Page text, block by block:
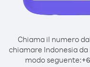
Chiama il numero
chiamare Indonesia
modo seguente:+